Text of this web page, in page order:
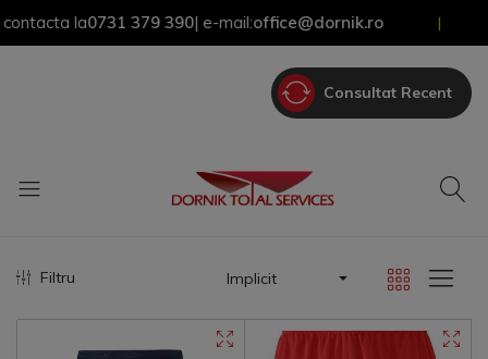
la0731 379 390| e-mail:office@dornik.ro
Consultat Recent
Filtru Implicit